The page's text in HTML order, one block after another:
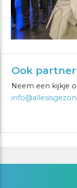
Ook
Neem een kijkje